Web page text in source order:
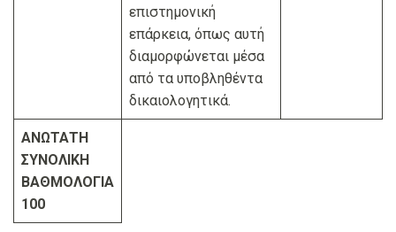
επιστημονική
επάρκεια, όπως αυτή
διαμορφώνεται μέσα
από τα υποβληθέντα
δικαιολογητικά.
ΑΝΩΤΑΤΗ
ΣΥΝΟΛΙΚΗ
ΒΑΘΜΟΛΟΓΙΑ
100